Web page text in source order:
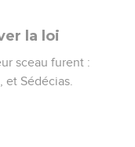
la loi
sceau furent :
et Sédécias.